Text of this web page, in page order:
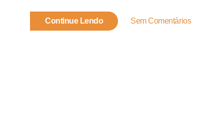
Continue Lendo Sem Comentários